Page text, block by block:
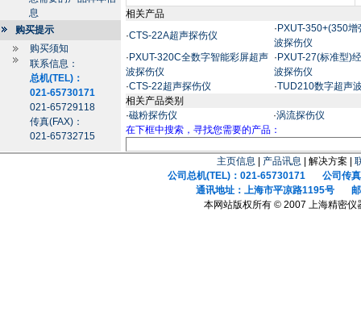
息
购买提示
购买须知
联系信息：
总机(TEL)：
021-65730171
021-65729118
传真(FAX)：
021-65732715
相关产品
·CTS-22A超声探伤仪
· PXUT-350+(350
波探伤仪
· PXUT-320C全数字智能彩屏超声
波探伤仪
· PXUT-27(标准型)
波探伤仪
·CTS-22超声探伤仪 ·TUD210数字超声
相关产品类别
·磁粉探伤仪 ·涡流探伤仪
在下框中搜索，寻找您需要的产品：
主页信息 产品讯息 | 解决方案 |
公司总机(TEL)：021-65730171 公司传真
通讯地址：上海市平凉路1195号 邮
本网站版权所有 © 2007 上海精密仪